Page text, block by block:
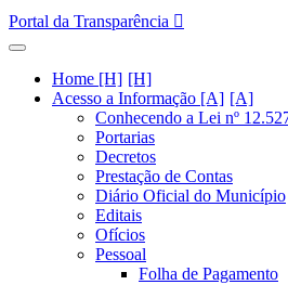
Portal da Transparência
Home [H]
Acesso a Informação [A]
Conhecendo a Lei nº
Portarias
Decretos
Prestação de Contas
Diário Oficial do Município
Editais
Ofícios
Pessoal
Folha de Pagamento